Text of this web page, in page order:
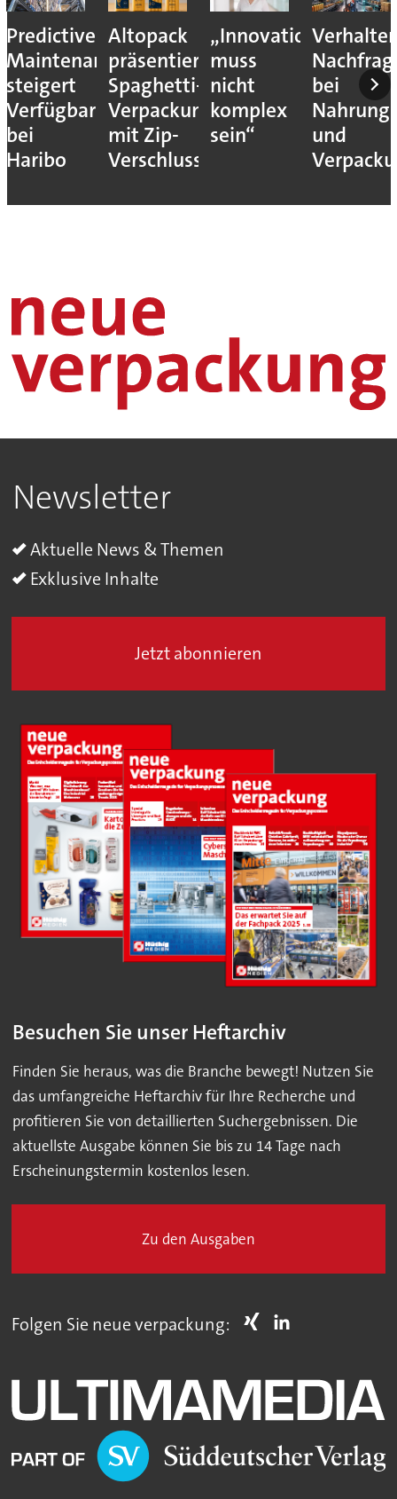
Predictive
Maintenance
steigert
Verfügbarkeit
bei
Haribo
Altopack
präsentiert
Spaghetti-
Verpackung
mit Zip-
Verschluss
„Innovation
muss
nicht
komplex
sein“
bei
und
Newsletter
Aktuelle News & Themen
Exklusive Inhalte
Jetzt abonnieren
Besuchen Sie unser Heftarchiv
Finden Sie heraus, was die Branche bewegt! Nutzen Sie
das umfangreiche Heftarchiv für Ihre Recherche und
profitieren Sie von detaillierten Suchergebnissen. Die
aktuellste Ausgabe können Sie bis zu 14 Tage nach
Erscheinungstermin kostenlos lesen.
Zu den Ausgaben
Folgen Sie neue verpackung: